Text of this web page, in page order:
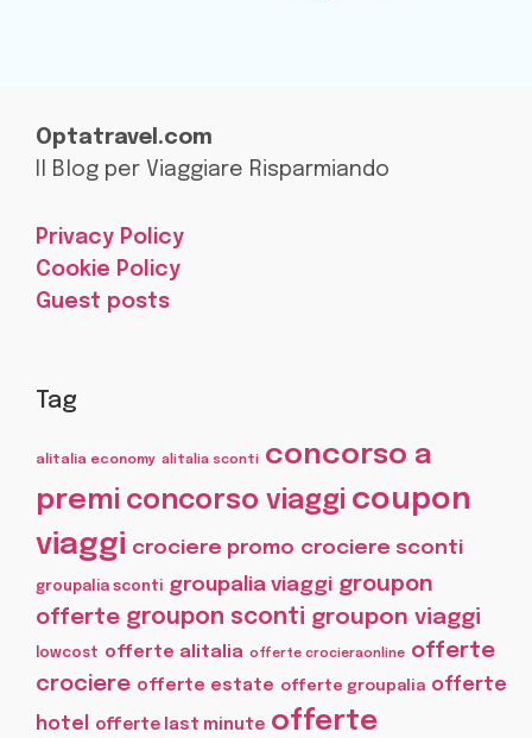
Optatravel.com
Il Blog per Viaggiare Risparmiando
Privacy Policy
Cookie Policy
Guest posts
Tag
alitalia economy alitalia sconti concorso a
premi concorso viaggi coupon
viaggi crociere promo crociere sconti
groupalia sconti groupalia viaggi groupon
offerte groupon sconti groupon viaggi
lowcost offerte alitalia offerte crocieraonline offerte
crociere offerte estate offerte groupalia offerte
hotel
offerte last minute offerte